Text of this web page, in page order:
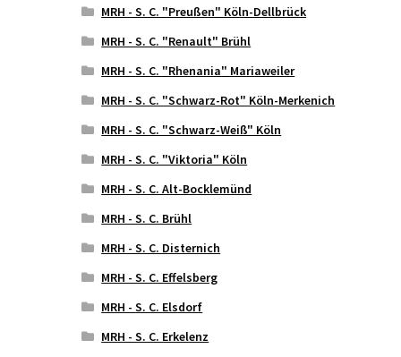
MRH - S. C. "Preußen" Köln-Dellbrück
MRH - S. C. "Renault" Brühl
MRH - S. C. "Rhenania" Mariaweiler
MRH - S. C. "Schwarz-Rot" Köln-Merkenich
MRH - S. C. "Schwarz-Weiß" Köln
MRH - S. C. "Viktoria" Köln
MRH - S. C. Alt-Bocklemünd
MRH - S. C. Brühl
MRH - S. C. Disternich
MRH - S. C. Effelsberg
MRH - S. C. Elsdorf
MRH - S. C. Erkelenz